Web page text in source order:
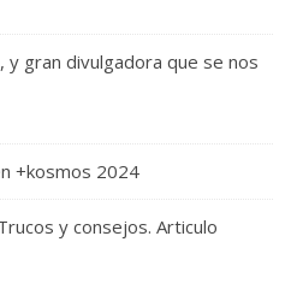
gran divulgadora que se nos
+kosmos 2024
y consejos. Articulo